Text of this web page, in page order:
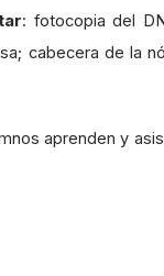
: fotocopia del
cabecera de la
aprenden y